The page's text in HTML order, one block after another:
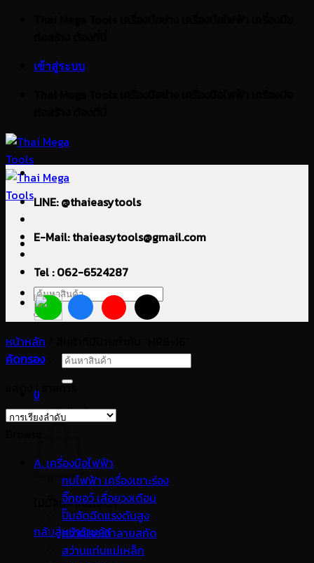
เข้าสู่ระบบ
ค้นหา:
ค้นหา:
0
ตะกร้าสินค้า
ไม่มีสินค้าในตะกร้า
กลับสู่หน้าร้านค้า
LINE: @thaieasytools
E-Mail: thaieasytools@gmail.com
Tel : 062-6524287
หน้าหลัก
คัดกรอง
แสดง 1 รายการ
A. เครื่องมือไฟฟ้า
กบไฟฟ้า เครื่องเซาะร่อง
จิ๊กซอว์ เลื่อยวงเดือน
ปั๊มอัดฉีดแรงดันสูง
สว่านเจาะทำลายสกัด
สว่านแท่นแม่เหล็ก